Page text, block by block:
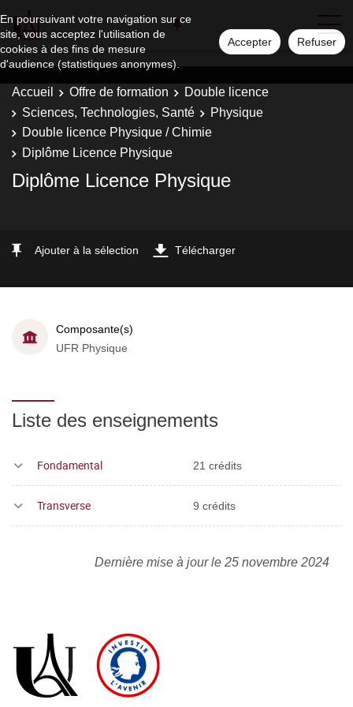
En poursuivant votre navigation sur ce
site, vous acceptez l'utilisation de
cookies à des fins de mesure
d'audience (statistiques anonymes).
Accepter Refuser
Accueil Offre de formation
Double licence
Sciences, Technologies, Santé
Physique
Double licence Physique / Chimie
Diplôme Licence Physique
Diplôme Licence Physique
Ajouter à la sélection Télécharger
Composante(s)
UFR Physique
Liste des enseignements
Fondamental 21 crédits
Transverse 9 crédits
Dernière mise à jour le 25 novembre 2024